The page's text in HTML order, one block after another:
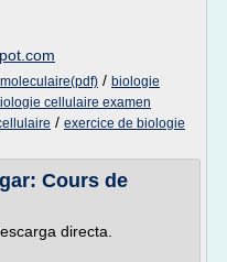
/ biologie
cellulaire examen
/ exercice de biologie
Cours de
directa.